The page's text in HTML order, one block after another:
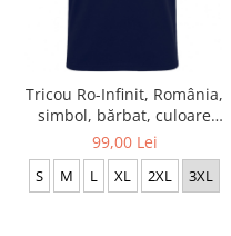
Tricou Ro-Infinit, România,
simbol, bărbat, culoare
bleumarin CRP126
99,00 Lei
S M L XL 2XL 3XL